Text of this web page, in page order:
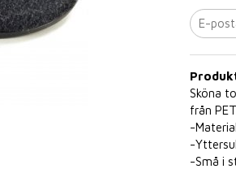
Sköna
från
-
-
-Små i